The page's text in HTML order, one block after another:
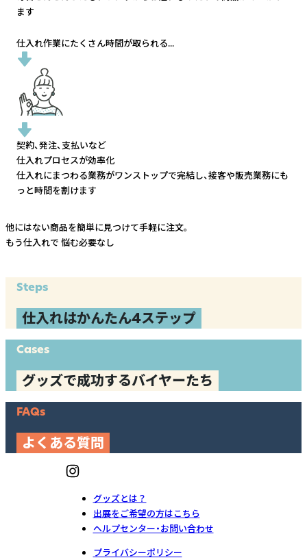
ます
仕入れ作業にたくさん時間が取られる...
契約、発注、支払いなど
仕入れプロセスが効率化
仕入れにまつわる業務がワンストップで完結し、接客や販売業務にも
っと時間を割けます
他にはない商品を簡単に見つけて手軽に注文。
もう仕入れで 悩む必要なし
Steps
仕入れはかんたん4ステップ
Cases
グッズで成功するバイヤーたち
FAQs
よくある質問
グッズとは？
出展をご希望の方はこちら
ヘルプセンター・お問い合わせ
プライバシーポリシー